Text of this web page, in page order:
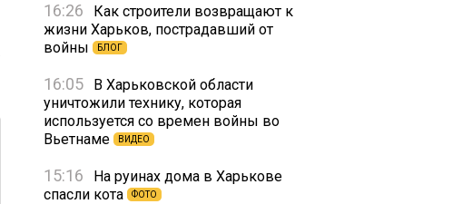
16:26
Как строители возвращают к
жизни Харьков, пострадавший от
войны
БЛОГ
16:05
В Харьковской области
уничтожили технику, которая
используется со времен войны во
Вьетнаме
ВИДЕО
15:16
На руинах дома в Харькове
спасли кота
ФОТО